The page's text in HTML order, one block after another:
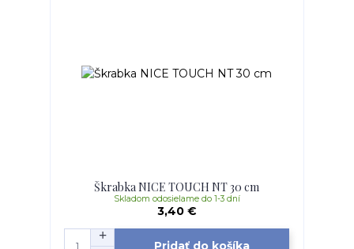
Škrabka NICE TOUCH NT 30 cm
3,40 €
Skladom odosielame do 1-3 dní
Pridať do košíka